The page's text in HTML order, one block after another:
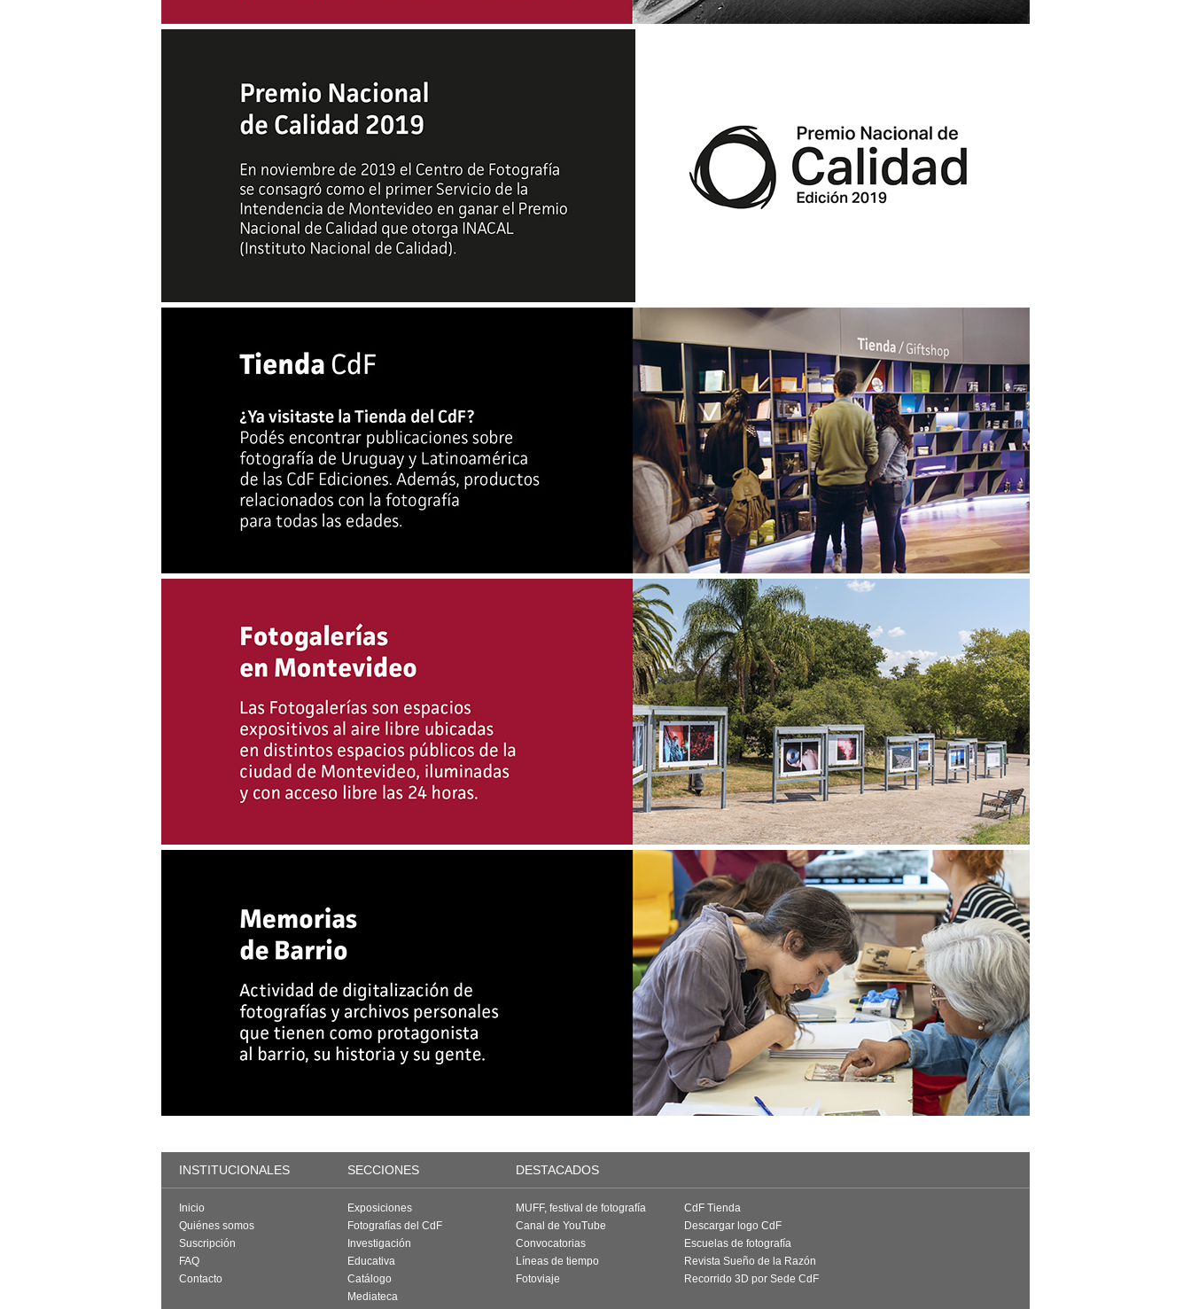
INSTITUCIONALES SECCIONES DESTACADOS
Inicio
Quiénes somos
Suscripción
FAQ
Contacto
Exposiciones
Fotografías del CdF
Investigación
Educativa
Catálogo
Mediateca
MUFF, festival de fotografía
Canal de YouTube
Convocatorias
Líneas de tiempo
Fotoviaje
CdF Tienda
Descargar logo CdF
Escuelas de fotografía
Revista Sueño de la Razón
Recorrido 3D por Sede CdF